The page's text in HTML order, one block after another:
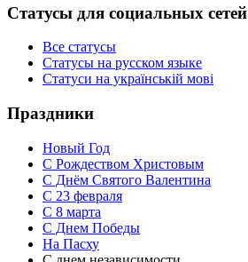
Статусы для социальных сетей
Все статусы
Статусы на русском языке
Статуси на українській мові
Праздники
Новый Год
С Рождеством Христовым
С Днём Святого Валентина
С 23 февраля
C 8 марта
С Днем Победы
На Пасху